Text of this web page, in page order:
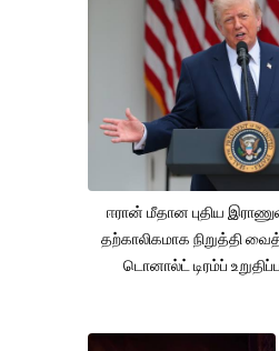
ஈரான் மீதான புதிய
தற்காலிகமாக நிறுத்தி
டொனால்ட் டிரம்ப்